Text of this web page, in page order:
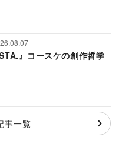
』コースケの創作哲学
事一覧